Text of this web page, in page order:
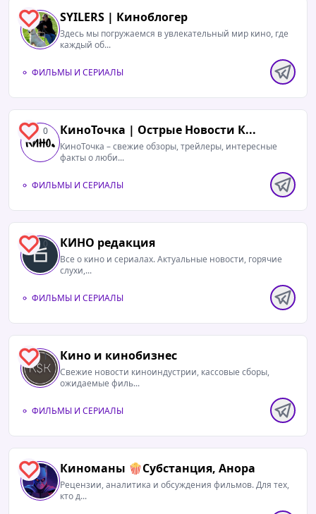
1 SYILERS | Киноблогер
Здесь мы погружаемся в увлекательный мир кино, где
каждый об...
ФИЛЬМЫ И СЕРИАЛЫ
0 КиноТочка | Острые Новости К...
КиноТочка – свежие обзоры, трейлеры, интересные
факты о люби...
ФИЛЬМЫ И СЕРИАЛЫ
0 КИНО редакция
Все о кино и сериалах. Актуальные новости, горячие
слухи,...
ФИЛЬМЫ И СЕРИАЛЫ
1 Кино и кинобизнес
Свежие новости киноиндустрии, кассовые сборы,
ожидаемые филь...
ФИЛЬМЫ И СЕРИАЛЫ
1 Киноманы 🍿Субстанция, Анора
Рецензии, аналитика и обсуждения фильмов. Для тех,
кто д...